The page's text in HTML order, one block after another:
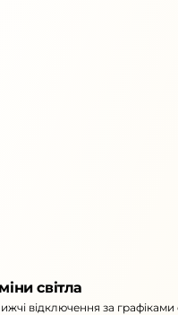
світла
відключення за графіками